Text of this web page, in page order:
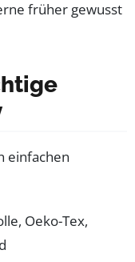
früher gewusst
einfachen
Oeko-Tex,